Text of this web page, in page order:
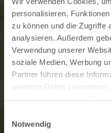
personalisieren,
zu können und die Zugriffe
analysieren. Außerdem
Verwendung unserer
soziale Medien, Werbung
Partner führen diese
weiteren Daten
Notwendig